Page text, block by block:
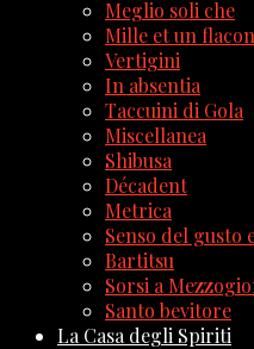
Meglio soli che
Mille et un
Vertigini
In absentia
Taccuini di Gola
Miscellanea
Shibusa
Décadent
Metrica
Senso del gusto
Bartitsu
Sorsi a
Santo bevitore
La Casa degli Spiriti